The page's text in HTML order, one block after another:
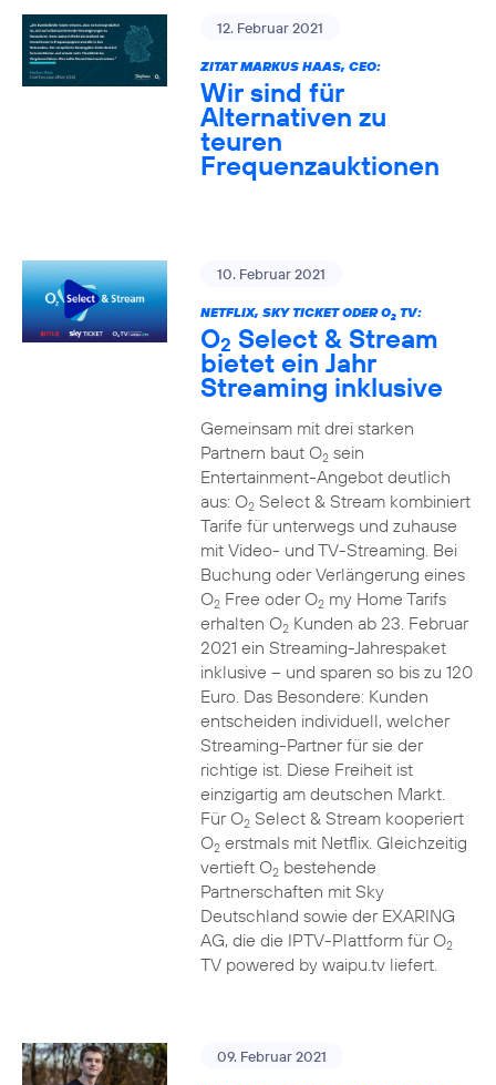
12. Februar 2021
ZITAT MARKUS HAAS, CEO:
Wir sind für
Alternativen zu
teuren
Frequenzauktionen
10. Februar 2021
NETFLIX, SKY TICKET ODER O2TV:
O2 Select & Stream
bietet ein Jahr
Streaming inklusive
Gemeinsam mit drei starken
Partnern baut O2sein
Entertainment-Angebot deutlich
aus: O2Select & Stream kombiniert
Tarife für unterwegs und zuhause
mit Video- und TV-Streaming. Bei
Buchung oder Verlängerung eines
O2Free oder O2my Home Tarifs
erhalten O2Kunden ab 23. Februar
2021 ein Streaming-Jahrespaket
inklusive – und sparen so bis zu 120
Euro. Das Besondere: Kunden
entscheiden individuell, welcher
Streaming-Partner für sie der
richtige ist. Diese Freiheit ist
einzigartig am deutschen Markt.
Für O2Select & Stream kooperiert
O2erstmals mit Netflix. Gleichzeitig
vertieft O2bestehende
Partnerschaften mit Sky
Deutschland sowie der EXARING
AG, die die IPTV-Plattform für O2
TV powered by waipu.tv liefert.
09. Februar 2021